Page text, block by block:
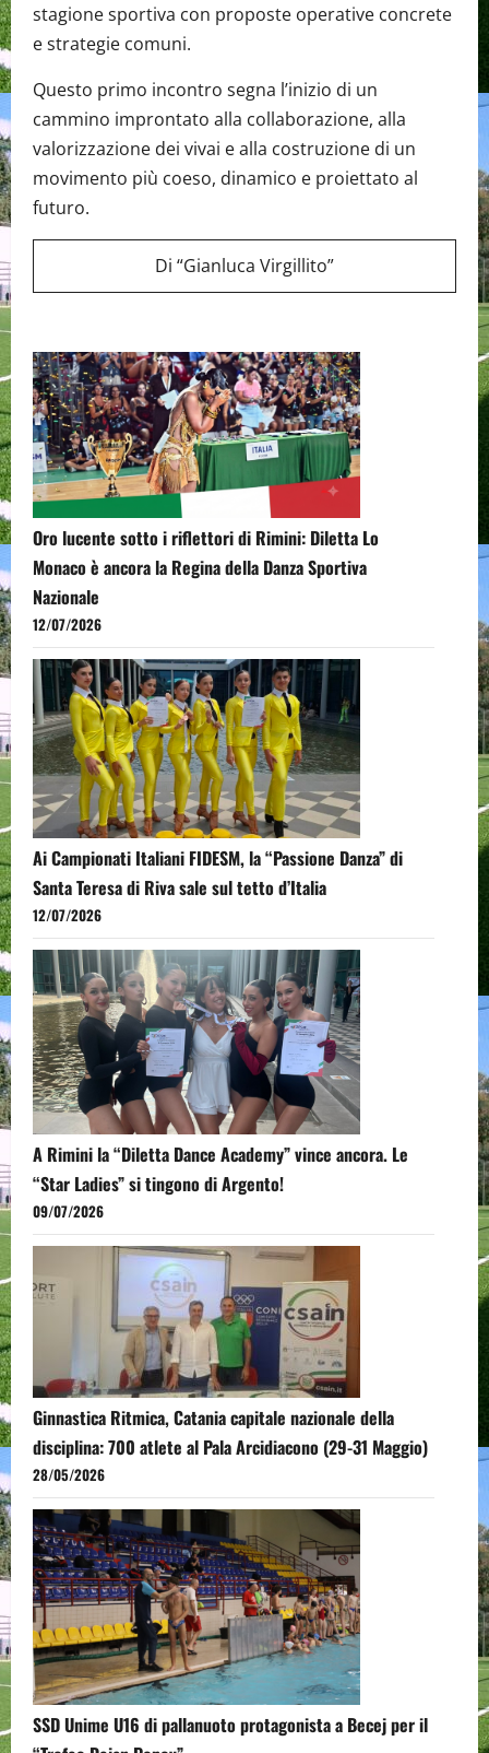
stagione sportiva con proposte operative concrete
e strategie comuni.
Questo primo incontro segna l’inizio di un
cammino improntato alla collaborazione, alla
valorizzazione dei vivai e alla costruzione di un
movimento più coeso, dinamico e proiettato al
futuro.
Di “Gianluca Virgillito”
Oro lucente sotto i riflettori di Rimini: Diletta Lo
Monaco è ancora la Regina della Danza Sportiva
Nazionale
12/07/2026
Ai Campionati Italiani FIDESM, la “Passione Danza” di
Santa Teresa di Riva sale sul tetto d’Italia
12/07/2026
A Rimini la “Diletta Dance Academy” vince ancora. Le
“Star Ladies” si tingono di Argento!
09/07/2026
Ginnastica Ritmica, Catania capitale nazionale della
disciplina: 700 atlete al Pala Arcidiacono (29-31 Maggio)
28/05/2026
SSD Unime U16 di pallanuoto protagonista a Becej per il